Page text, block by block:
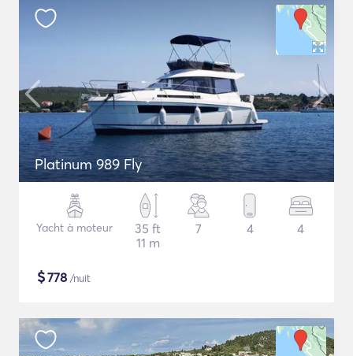
Platinum 989 Fly
Yacht à moteur
35 ft
11 m
7 4 4
$778 /nuit